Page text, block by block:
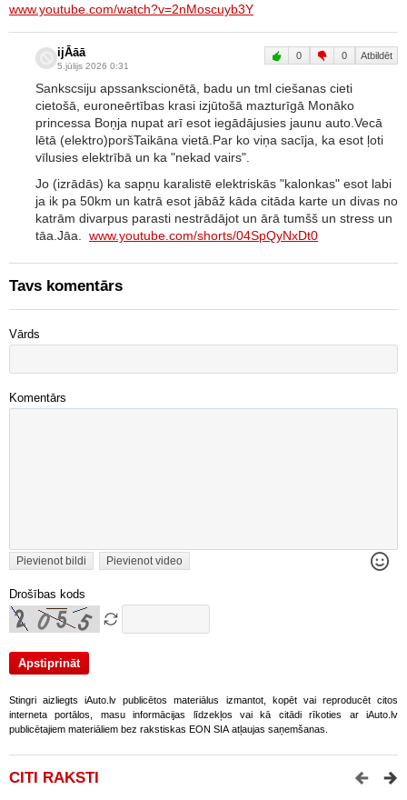
www.youtube.com/watch?v=2nMoscuyb3Y
ijĀāā
5.jūlijs 2026 0:31
0 0 Atbildēt
Sankscsiju apssankscionētā, badu un tml ciešanas cieti
cietošā, euroneērtības krasi izjūtošā mazturīgā Monāko
princessa Boņja nupat arī esot iegādājusies jaunu auto.Vecā
lētā (elektro)poršTaikāna vietā.Par ko viņa sacīja, ka esot ļoti
vīlusies elektrībā un ka "nekad vairs".
Jo (izrādās) ka sapņu karalistē elektriskās "kalonkas" esot labi
ja ik pa 50km un katrā esot jābāž kāda citāda karte un divas no
katrām divarpus parasti nestrādājot un ārā tumšš un stress un
tāa.Jāa. www.youtube.com/shorts/04SpQyNxDt0
Tavs komentārs
Vārds
Komentārs
Pievienot bildi Pievienot video
Drošības kods
Stingri aizliegts iAuto.lv publicētos materiālus izmantot, kopēt vai reproducēt citos
interneta portālos, masu informācijas līdzekļos vai kā citādi rīkoties ar iAuto.lv
publicētajiem materiāliem bez rakstiskas EON SIA atļaujas saņemšanas.
CITI RAKSTI